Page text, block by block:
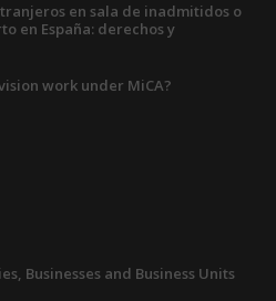
en sala de inadmitidos o
en España: derechos y
work under MiCA?
Businesses and Business Units